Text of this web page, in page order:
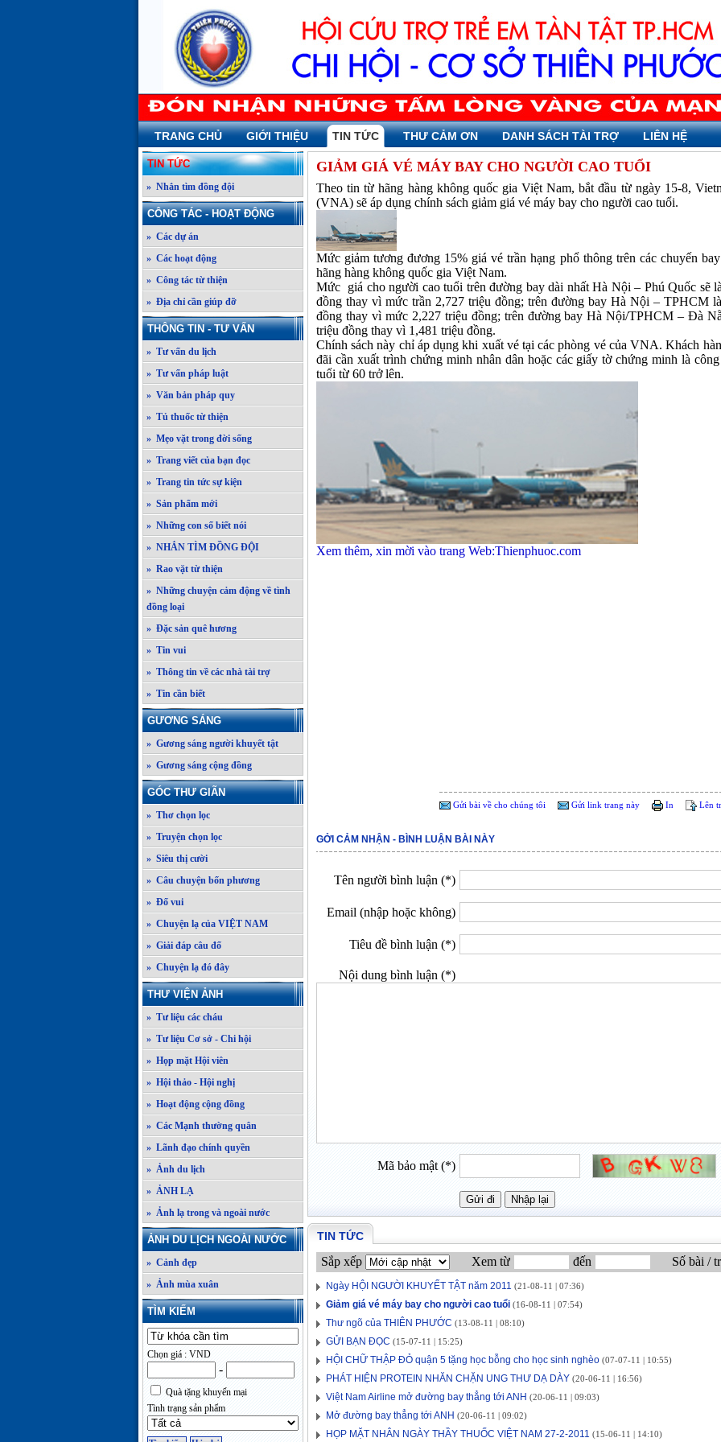
TRANG CHỦ GIỚI THIỆU TIN TỨC THƯ CẢM ƠN DANH SÁCH TÀI TRỢ LIÊN HỆ
TIN TỨC
» Nhắn tìm đồng đội
CÔNG TÁC - HOẠT ĐỘNG
» Các dự án
» Các hoạt động
» Công tác từ thiện
» Địa chỉ cần giúp đỡ
THÔNG TIN - TƯ VẤN
» Tư vấn du lịch
» Tư vấn pháp luật
» Văn bản pháp quy
» Tủ thuốc từ thiện
» Mẹo vặt trong đời sống
» Trang viết của bạn đọc
» Trang tin tức sự kiện
» Sản phẩm mới
» Những con số biết nói
» NHẮN TÌM ĐỒNG ĐỘI
» Rao vặt từ thiện
» Những chuyện cảm động về tình
đồng loại
» Đặc sản quê hương
» Tin vui
» Thông tin về các nhà tài trợ
» Tin cần biết
GƯƠNG SÁNG
» Gương sáng người khuyết tật
» Gương sáng cộng đồng
GÓC THƯ GIÃN
» Thơ chọn lọc
» Truyện chọn lọc
» Siêu thị cười
» Câu chuyện bốn phương
» Đố vui
» Chuyện lạ của VIỆT NAM
» Giải đáp câu đố
» Chuyện lạ đó đây
THƯ VIỆN ẢNH
» Tư liệu các cháu
» Tư liệu Cơ sở - Chi hội
» Họp mặt Hội viên
» Hội thảo - Hội nghị
» Hoạt động cộng đồng
» Các Mạnh thường quân
» Lãnh đạo chính quyền
» Ảnh du lịch
» ẢNH LẠ
» Ảnh lạ trong và ngoài nước
ẢNH DU LỊCH NGOÀI NƯỚC
» Cảnh đẹp
» Ảnh mùa xuân
TÌM KIẾM
Chọn giá : VND
-
Quà tặng khuyến mại
Tình trạng sản phẩm
GIẢM GIÁ VÉ MÁY BAY CHO NGƯỜI CAO TUỔI
Theo tin từ hãng hàng không quốc gia Việt Nam, bắt đầu từ ngày 15-8,
(VNA) sẽ áp dụng chính sách giảm giá vé máy bay cho người cao tuổi.
Mức giảm tương đương 15% giá vé trần hạng phổ thông trên các chuyến
hãng hàng không quốc gia Việt Nam.
Mức giá cho người cao tuổi trên đường bay dài nhất Hà Nội – Phú Quốc sẽ
đồng thay vì mức trần 2,727 triệu đồng; trên đường bay Hà Nội – TPHCM
đồng thay vì mức 2,227 triệu đồng; trên đường bay Hà Nội/TPHCM – Đà
triệu đồng thay vì 1,481 triệu đồng.
Chính sách này chỉ áp dụng khi xuất vé tại các phòng vé của VNA. Khách
đãi cần xuất trình chứng minh nhân dân hoặc các giấy tờ chứng minh là
tuổi từ 60 trở lên.
Xem thêm, xin mời vào trang Web:Thienphuoc.com
Gửi bài về cho chúng tôi Gửi link trang này In Lên
GỞI CẢM NHẬN - BÌNH LUẬN BÀI NÀY
Tên người bình luận (*)
Email (nhập hoặc không)
Tiêu đề bình luận (*)
Nội dung bình luận (*)
Mã bảo mật (*)
TIN TỨC
Sắp xếp Xem từ đến Số bài /
Ngày HỘI NGƯỜI KHUYẾT TẬT năm 2011 (21-08-11 | 07:36)
Giảm giá vé máy bay cho người cao tuổi (16-08-11 | 07:54)
Thư ngõ của THIÊN PHƯỚC (13-08-11 | 08:10)
GỬI BẠN ĐỌC (15-07-11 | 15:25)
HỘI CHỮ THẬP ĐỎ quận 5 tặng học bỗng cho học sinh nghèo (07-07-11 | 10:55)
PHÁT HIỆN PROTEIN NHĂN CHẶN UNG THƯ DẠ DÀY (20-06-11 | 16:56)
Việt Nam Airline mở đường bay thẳng tới ANH (20-06-11 | 09:03)
Mở đường bay thẳng tới ANH (20-06-11 | 09:02)
HỌP MẶT NHÂN NGÀY THẦY THUỐC VIỆT NAM 27-2-2011 (15-06-11 | 14:10)